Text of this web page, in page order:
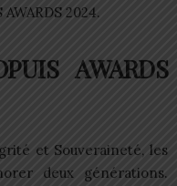
2024.
AWARDS
et Souveraineté, les
deux générations.